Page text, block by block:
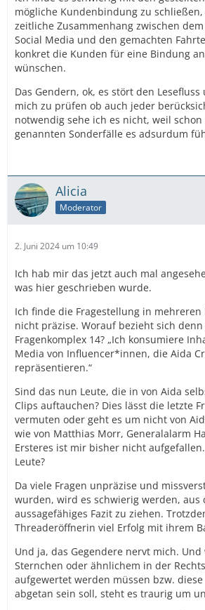
mögliche Kundenbindung zu
zeitliche Zusammenhang zwischen
Social Media und den gemachten
konkret die Kunden für eine Bindung
wünschen.
Das Gendern, ok, es stört den
mich zu prüfen ob auch jeder
notwendig sehe ich es nicht, weil
genannten Sonderfälle es adsurdum
Alicia
Moderator
2. Juni 2024 um 10:49
Ich hab mir das jetzt auch mal
was hier geschrieben wurde.
Ich finde die Fragestellung in mehreren
nicht präzise. Worauf bezieht sich denn
Fragenkomplex 14? „Ich konsumiere
Media von Influencer*innen, die Aida
repräsentieren.“
Sind das nun Leute, die in von Aida
Clips auftauchen? Dies lässt die letzte
vermuten oder geht es um nicht von
wie von Matthias Morr, Generalalarm
Ersteres ist mir bisher nicht
Leute?
Da viele Fragen unpräzise und
wurden, wird es schwierig werden, aus
aussagefähiges Fazit zu ziehen.
Threaderöffnerin viel Erfolg mit ihrem
Und ja, das Gegendere nervt mich.
Sternchen oder ähnlichem in der
aufgewertet werden müssen bzw.
abgetan sein soll, steht es traurig um